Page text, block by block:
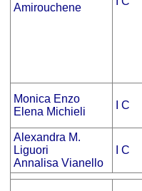
Amirouchene
Monica Enzo
Elena Michieli
I C
Alexandra M.
Liguori
Annalisa Vianello
I C